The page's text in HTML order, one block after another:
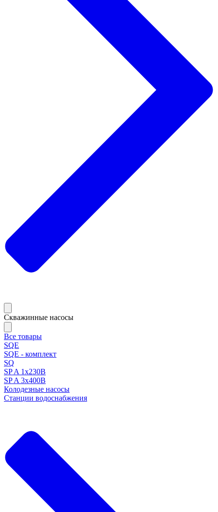
Скважинные насосы
Все товары
SQE
SQE - комплект
SQ
SP A 1x230В
SP A 3x400В
Колодезные насосы
Станции водоснабжения